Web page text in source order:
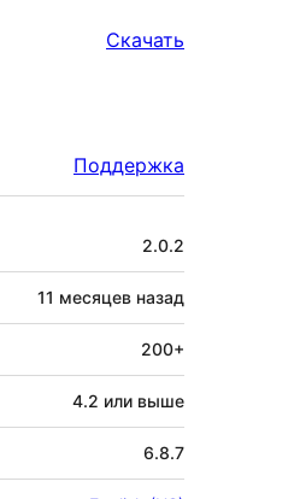
Скачать
Поддержка
2.0.2
11 месяцев назад
200+
4.2 или выше
6.8.7